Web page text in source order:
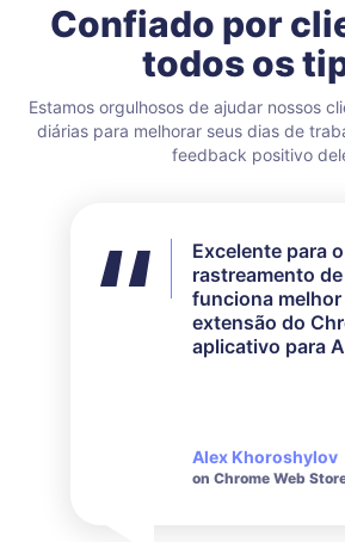
Confiado por
todos os
Estamos orgulhosos de ajudar nossos
diárias para melhorar seus dias de
feedback positivo
Excelente para o
rastreamento
funciona melhor
extensão do
aplicativo para
Alex Khoroshylov
on Chrome Web
Não utilizei
recursos
para as minhas
necessidades,
perfeitamente.
Salvador Carranza
on Chrome Web